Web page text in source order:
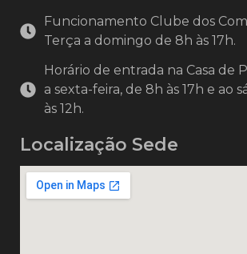
Funcionamento Clube dos
Terça a domingo de 8h às 17h.
Horário de entrada na Casa de
a sexta-feira, de 8h às 17h e ao
às 12h.
Localização Sede